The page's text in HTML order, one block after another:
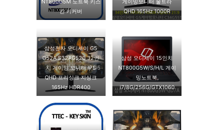
NT800G5M 노트북 키스
킨 키커버
게이밍모니터 울트라
QHD 165Hz 1000R
삼성전자 오디세이 G5
G52A S32AG520 32인
치 게이밍 모니터 IPS
QHD 프리싱크 지싱크
165Hz HDR400
삼성 오디세이 15인치
NT800G5W/S/H/L 게이
밍노트북,
i7/8G/256G/GTX1060